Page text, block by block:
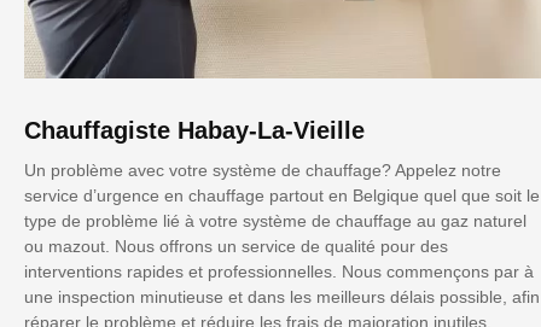
Chauffagiste Habay-La-Vieille
Un problème avec votre système de chauffage? Appelez notre
service d’urgence en chauffage partout en Belgique quel que soit le
type de problème lié à votre système de chauffage au gaz naturel
ou mazout. Nous offrons un service de qualité pour des
interventions rapides et professionnelles. Nous commençons par à
une inspection minutieuse et dans les meilleurs délais possible, afin
réparer le problème et réduire les frais de majoration inutiles.